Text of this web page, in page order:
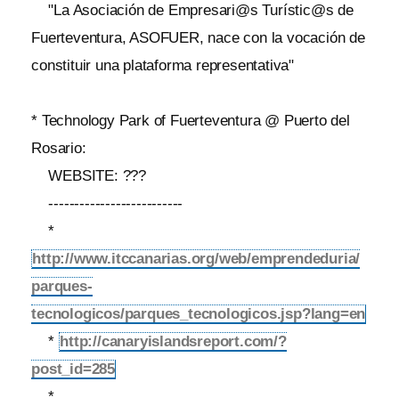
"La Asociación de Empresari@s Turístic@s de
Fuerteventura, ASOFUER, nace con la vocación de
constituir una plataforma representativa"
* Technology Park of Fuerteventura @ Puerto del
Rosario:
WEBSITE: ???
--------------------------
*
http://www.itccanarias.org/web/emprendeduria/
parques-
tecnologicos/parques_tecnologicos.jsp?lang=en
*http://canaryislandsreport.com/?
post_id=285
*